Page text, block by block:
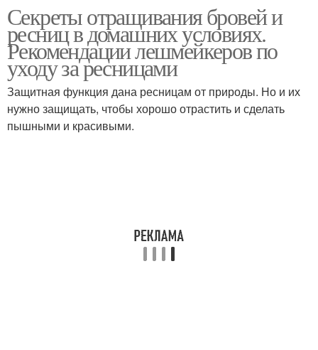
Секреты отращивания бровей и
ресниц в домашних условиях.
Рекомендации лешмейкеров по
уходу за ресницами
Защитная функция дана ресницам от природы. Но и их
нужно защищать, чтобы хорошо отрастить и сделать
пышными и красивыми.